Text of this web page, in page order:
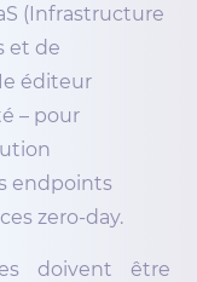
(Infrastructure
et de
éditeur
– pour
endpoints
zero-day.
doivent être